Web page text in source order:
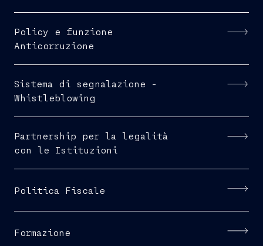
Policy e funzione
Anticorruzione
Sistema di segnalazione -
Whistleblowing
Partnership per la legalità
con le Istituzioni
Politica Fiscale
Formazione